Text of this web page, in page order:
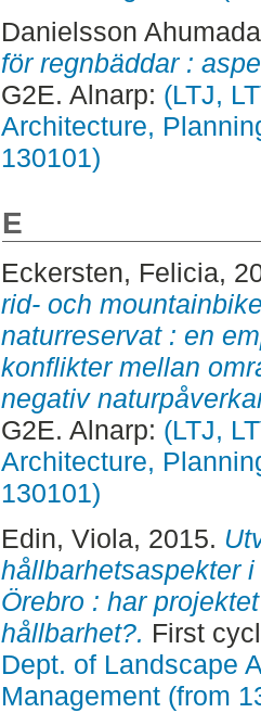
Danielsson
för regnbäddar :
G2E. Alnarp: (LTJ,
Architecture,
130101)
E
Eckersten, Felicia,
rid- och
naturreservat : en
konflikter mellan
negativ
G2E. Alnarp: (LTJ,
Architecture,
130101)
Edin, Viola, 2015.
hållbarhetsaspekter
Örebro : har
hållbarhet?. First
Dept. of Landscape
Management (from